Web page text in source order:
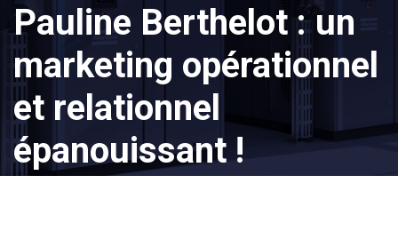
Pauline Berthelot : un
marketing opérationnel
et relationnel
épanouissant !